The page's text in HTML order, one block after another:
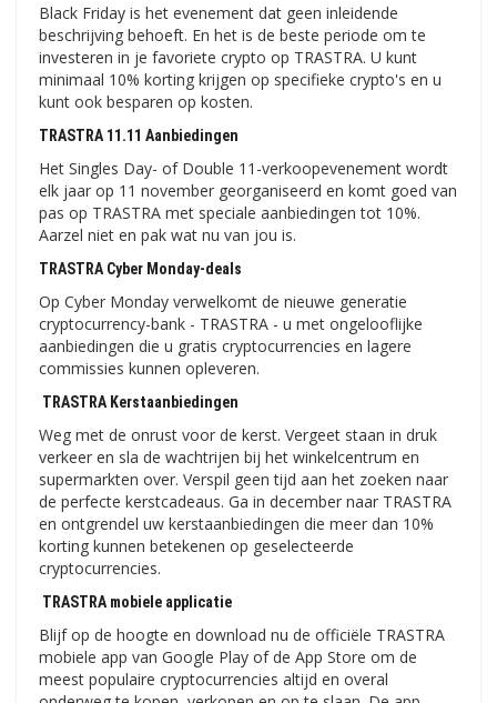
Black Friday is het evenement dat geen inleidende
beschrijving behoeft. En het is de beste periode om te
investeren in je favoriete crypto op TRASTRA. U kunt
minimaal 10% korting krijgen op specifieke crypto's en u
kunt ook besparen op kosten.
TRASTRA 11.11 Aanbiedingen
Het Singles Day- of Double 11-verkoopevenement wordt
elk jaar op 11 november georganiseerd en komt goed van
pas op TRASTRA met speciale aanbiedingen tot 10%.
Aarzel niet en pak wat nu van jou is.
TRASTRA Cyber ​​​​Monday-deals
Op Cyber ​​Monday verwelkomt de nieuwe generatie
cryptocurrency-bank - TRASTRA - u met ongelooflijke
aanbiedingen die u gratis cryptocurrencies en lagere
commissies kunnen opleveren.
TRASTRA Kerstaanbiedingen
Weg met de onrust voor de kerst. Vergeet staan ​​in druk
verkeer en sla de wachtrijen bij het winkelcentrum en
supermarkten over. Verspil geen tijd aan het zoeken naar
de perfecte kerstcadeaus. Ga in december naar TRASTRA
en ontgrendel uw kerstaanbiedingen die meer dan 10%
korting kunnen betekenen op geselecteerde
cryptocurrencies.
TRASTRA mobiele applicatie
Blijf op de hoogte en download nu de officiële TRASTRA
mobiele app van Google Play of de App Store om de
meest populaire cryptocurrencies altijd en overal